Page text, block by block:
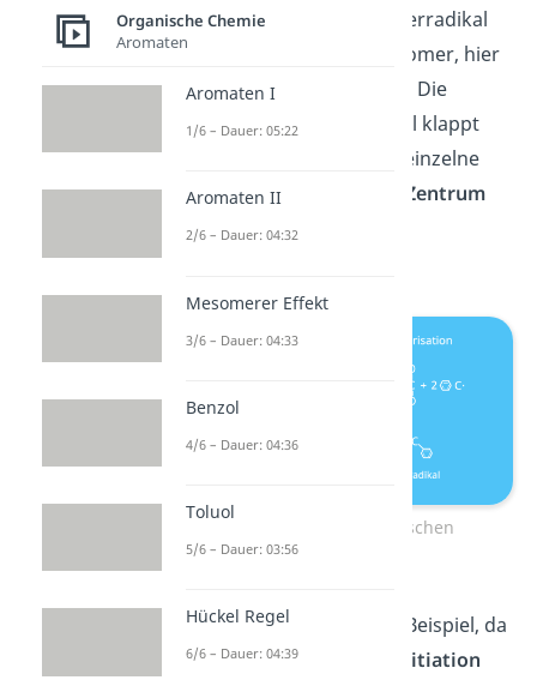
Polymerisation. Das Starterradikal
kann nun mit einem Monomer, hier
also mitStyrol
, reagieren. Die
Doppelbindung
von Styrol klappt
zum Radikal um und das einzelne
Elektron (auch
reaktives Zentrum
genannt) springt zwei
Initiation der radikalischen
Polymerisation
Styrol ist ein besonderes Beispiel, da
es außerdem zur
Selbstinitiation
Organische Chemie
Aromaten
Aromaten I
1/6 – Dauer: 05:22
Aromaten II
2/6 – Dauer: 04:32
Mesomerer Effekt
3/6 – Dauer: 04:33
Benzol
4/6 – Dauer: 04:36
Toluol
5/6 – Dauer: 03:56
Hückel Regel
6/6 – Dauer: 04:39